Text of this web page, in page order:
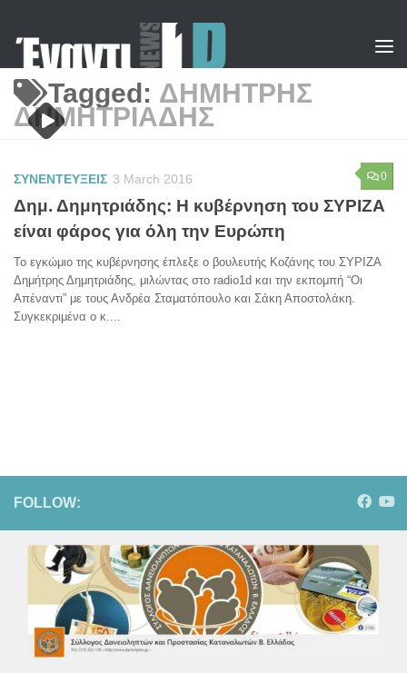
Tagged: ΔΗΜΗΤΡΗΣ
ΔΗΜΗΤΡΙΑΔΗΣ
0
ΣΥΝΕΝΤΕΥΞΕΙΣ 3 March 2016
Δημ. Δημητριάδης: Η κυβέρνηση του ΣΥΡΙΖΑ
είναι φάρος για όλη την Ευρώπη
Το εγκώμιο της κυβέρνησης έπλεξε ο βουλευτής Κοζάνης του ΣΥΡΙΖΑ
Δημήτρης Δημητριάδης, μιλώντας στο radio1d και την εκπομπή “Οι
Απέναντι” με τους Ανδρέα Σταματόπουλο και Σάκη Αποστολάκη.
Συγκεκριμένα ο κ....
FOLLOW: